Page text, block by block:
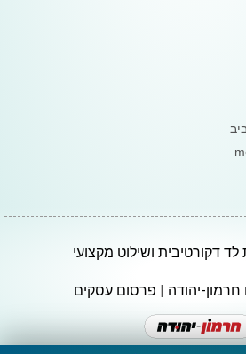
דקורטיבית ושילוט מקצועי
יהודה | פרסום עסקים